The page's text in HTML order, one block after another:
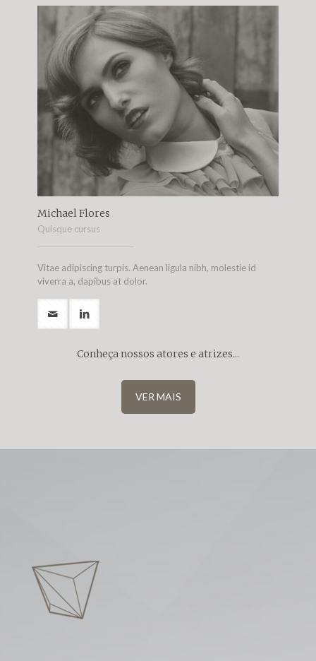
Michael Flores
Quisque cursus
Vitae adipiscing turpis. Aenean ligula nibh, molestie id
viverra a, dapibus at dolor.
Conheça nossos atores e atrizes...
VER MAIS